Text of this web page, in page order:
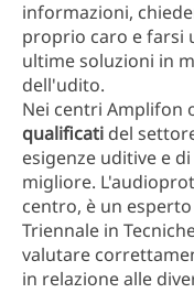
informazioni,
proprio caro e farsi
ultime soluzioni in
dell'udito.
Nei centri Amplifon
qualificati del
esigenze uditive e
migliore.
centro, è un
Triennale in
valutare
in relazione alle